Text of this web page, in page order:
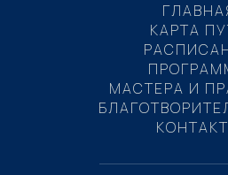
КАРТА
МАСТЕРА И